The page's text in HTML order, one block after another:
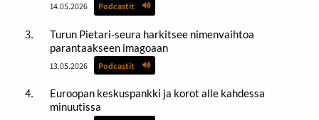
14.05.2026 Podcastit
Turun Pietari-seura harkitsee nimenvaihtoa
parantaakseen imagoaan
13.05.2026 Podcastit
Euroopan keskuspankki ja korot alle kahdessa
minuutissa